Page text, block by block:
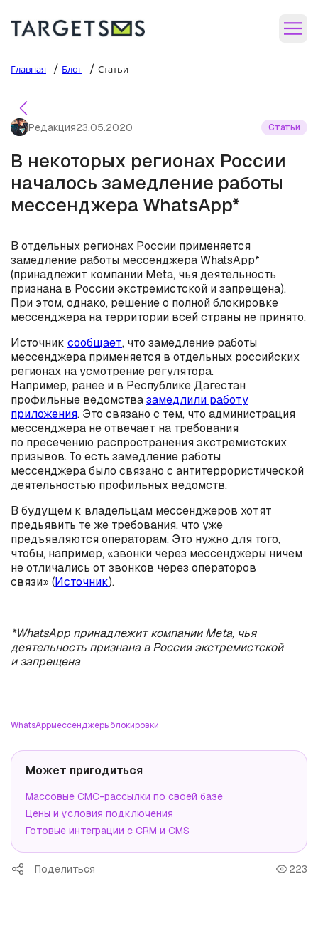
Главная / Блог / Статьи
Редакция23.05.2020 Статьи
В некоторых регионах России
началось замедление работы
мессенджера WhatsApp*
В отдельных регионах России применяется
замедление работы мессенджера WhatsApp*
(принадлежит компании Meta, чья деятельность
признана в России экстремистской и запрещена).
При этом, однако, решение о полной блокировке
мессенджера на территории всей страны не принято.
Источник сообщает, что замедление работы
мессенджера применяется в отдельных российских
регионах на усмотрение регулятора.
Например, ранее и в Республике Дагестан
профильные ведомствазамедлили работу
приложения. Это связано с тем, что администрация
мессенджера не отвечает на требования
по пресечению распространения экстремистских
призывов. То есть замедление работы
мессенджера было связано с антитеррористической
деятельностью профильных ведомств.
В будущем к владельцам мессенджеров хотят
предьявить те же требования, что уже
предъявляются операторам. Это нужно для того,
чтобы, например, «звонки через мессенджеры ничем
не отличались от звонков через операторов
связи» (Источник).
*WhatsApp принадлежит компании Meta, чья
деятельность признана в России экстремистской
и запрещена
WhatsAppмессенджерыблокировки
Может пригодиться
Массовые СМС-рассылки по своей базе
Цены и условия подключения
Готовые интеграции с CRM и CMS
Поделиться 223